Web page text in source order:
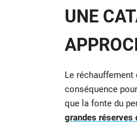
UNE
Le réchauffement
conséquence
que la fonte du
grandes réserves